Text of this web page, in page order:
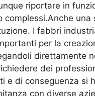
riportare in
complessi.Anche
I fabbri
per la
direttamente
dei
e di conseguenza si
con diverse